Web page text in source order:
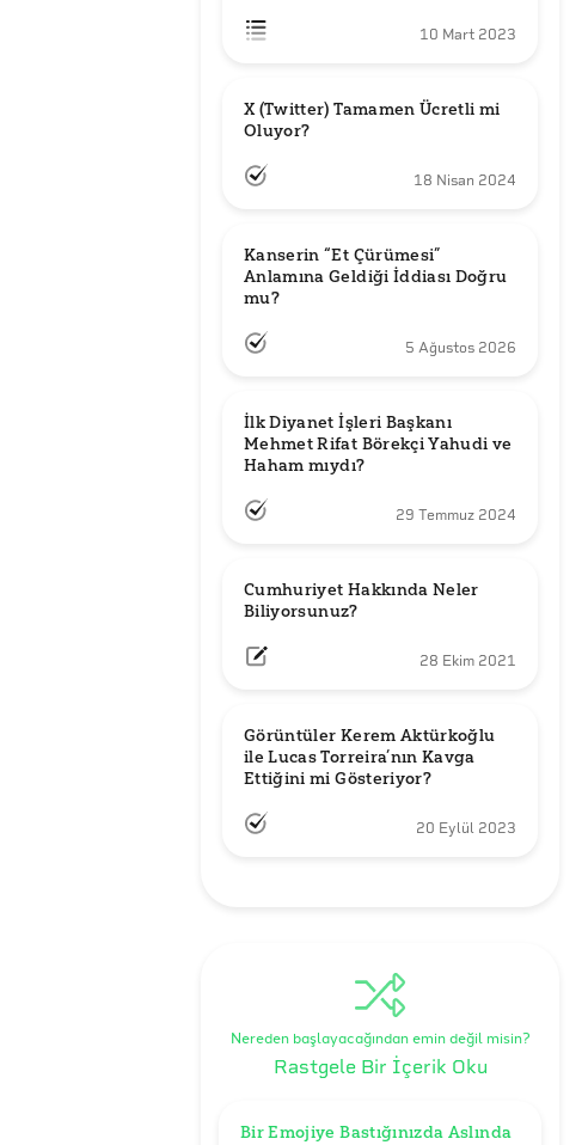
10 Mart 2023
X (Twitter) Tamamen Ücretli mi
Oluyor?
18 Nisan 2024
Kanserin “Et Çürümesi”
Anlamına Geldiği İddiası Doğru
mu?
5 Ağustos 2026
İlk Diyanet İşleri Başkanı
Mehmet Rifat Börekçi Yahudi ve
Haham mıydı?
29 Temmuz 2024
Cumhuriyet Hakkında Neler
Biliyorsunuz?
28 Ekim 2021
Görüntüler Kerem Aktürkoğlu
ile Lucas Torreira’nın Kavga
Ettiğini mi Gösteriyor?
20 Eylül 2023
Nereden başlayacağından emin değil misin?
Rastgele Bir İçerik Oku
Bir Emojiye Bastığınızda Aslında